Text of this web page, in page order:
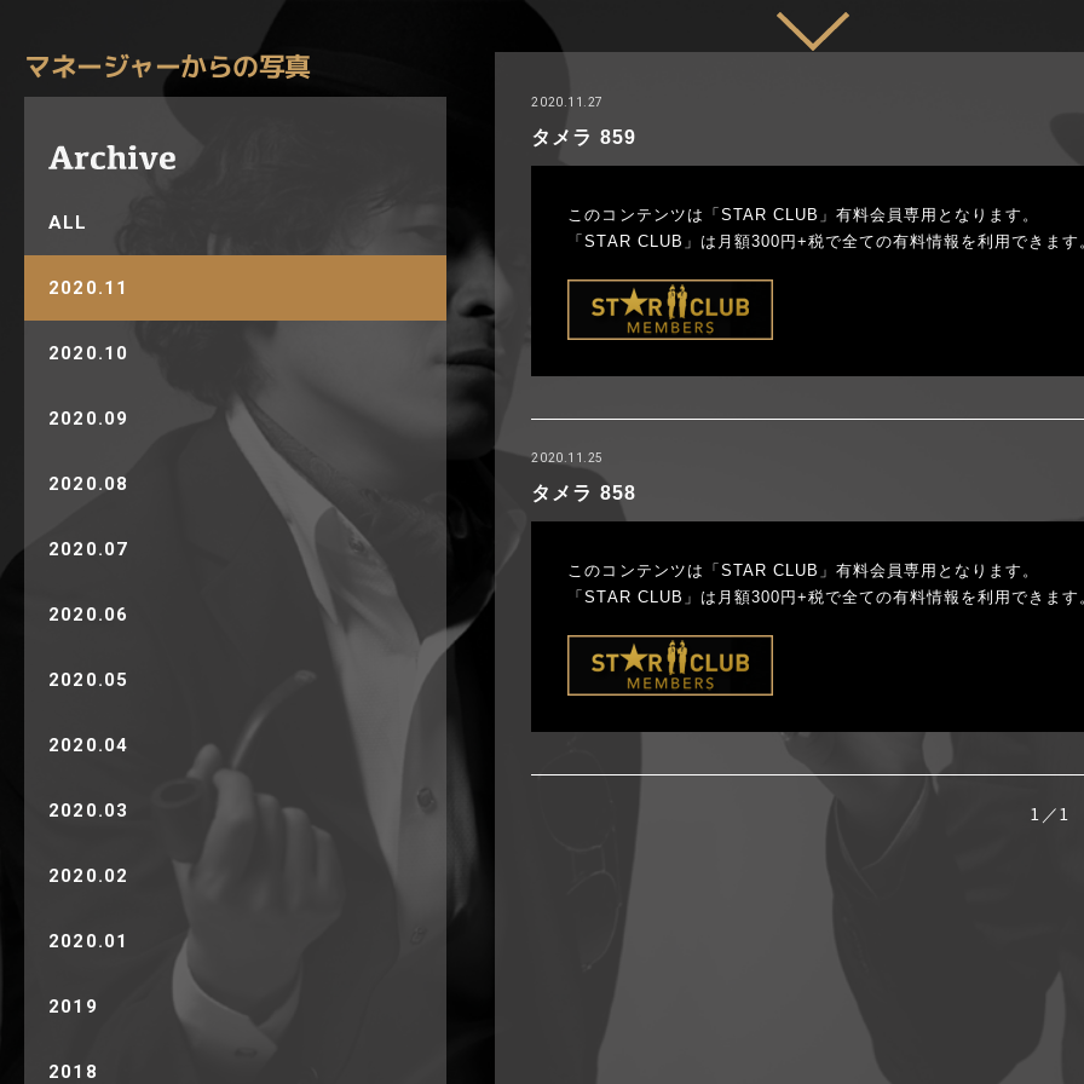
マネージャーからの写真
ALL
2020.11
2020.10
2020.09
2020.08
2020.07
2020.06
2020.05
2020.04
2020.03
2020.02
2020.01
2019
2018
2020.11.27
タメラ 859
このコンテンツは「STAR CLUB」有料会員専用となります。
「STAR CLUB」は月額300円+税で全ての有料情報を利用できます
2020.11.25
タメラ 858
このコンテンツは「STAR CLUB」有料会員専用となります。
「STAR CLUB」は月額300円+税で全ての有料情報を利用できます
1／1